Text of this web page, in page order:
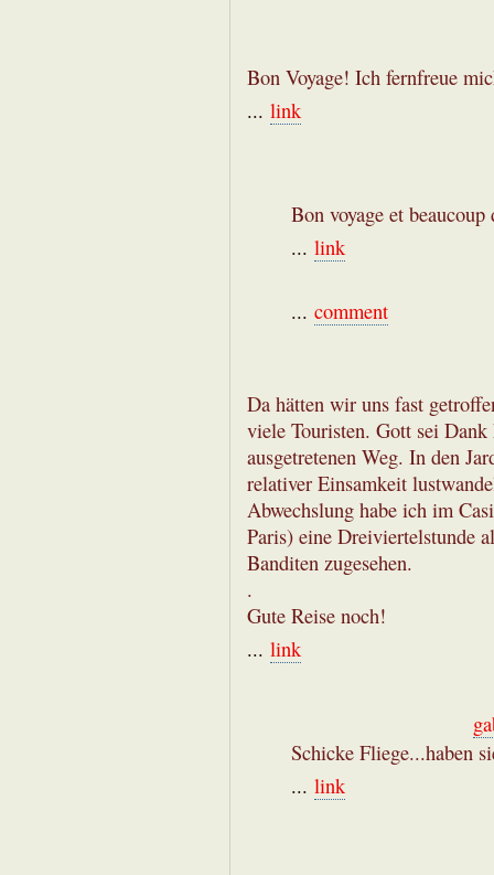
Bon Voyage! Ich fernfreue
... link
Bon voyage et
... link
... comment
Da hätten wir uns fast
viele Touristen. Gott sei Dank
ausgetretenen Weg. In den
relativer Einsamkeit
Abwechslung habe ich im
Paris) eine Dreiviertelstunde
Banditen zugesehen.
.
Gute Reise noch!
... link
Schicke Fliege...haben
... link